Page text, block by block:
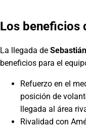
Los beneficios
La llegada de
beneficios para el
Refuerzo en el
posición de
llegada al área
Rivalidad con